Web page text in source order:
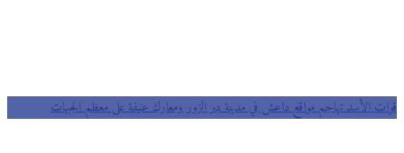
قوات الأسد تهاجم مواقع داعش في مدينة دير الزور ومعارك عنيفة على معظم الجبهات